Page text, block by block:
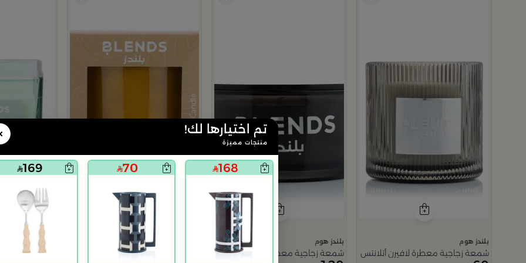
تم اختيارها لك!
منتجات مميزة
168
70
169
بلندز هوم
شمعة زجاجية معطرة لافيرن أتلانتس 400 غرام من نقاء
بلندز هوم
شمعة زجاجية معطرة لافيرن أتلانتس باللون الأسود 700 غرام من تيلا شمعة زجاجية معطرة لافيرن أتلانتس 1000 غرام من ملاذ
بلندز هوم
شمعة معطرة برائحة